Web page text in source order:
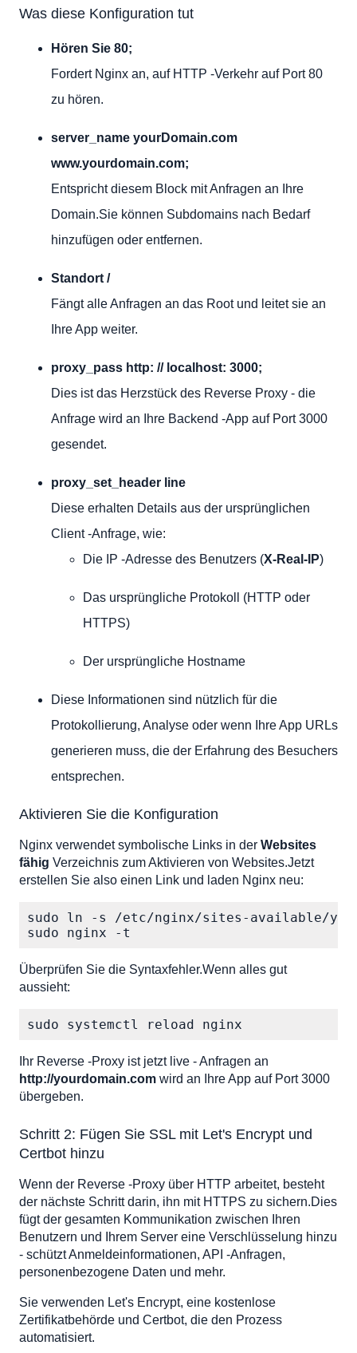
Was diese Konfiguration tut
Hören Sie 80;
Fordert Nginx an, auf HTTP -Verkehr auf Port 80
zu hören.
server_name yourDomain.com
www.yourdomain.com;
Entspricht diesem Block mit Anfragen an Ihre
Domain.Sie können Subdomains nach Bedarf
hinzufügen oder entfernen.
Standort /
Fängt alle Anfragen an das Root und leitet sie an
Ihre App weiter.
proxy_pass http: // localhost: 3000;
Dies ist das Herzstück des Reverse Proxy - die
Anfrage wird an Ihre Backend -App auf Port 3000
gesendet.
proxy_set_header line
Diese erhalten Details aus der ursprünglichen
Client -Anfrage, wie:
Die IP -Adresse des Benutzers (X-Real-IP)
Das ursprüngliche Protokoll (HTTP oder
HTTPS)
Der ursprüngliche Hostname
Diese Informationen sind nützlich für die
Protokollierung, Analyse oder wenn Ihre App URLs
generieren muss, die der Erfahrung des Besuchers
entsprechen.
Aktivieren Sie die Konfiguration
Nginx verwendet symbolische Links in der Websites
fähig Verzeichnis zum Aktivieren von Websites.Jetzt
erstellen Sie also einen Link und laden Nginx neu:
sudo ln -s /etc/nginx/sites-available/
sudo nginx -t
Überprüfen Sie die Syntaxfehler.Wenn alles gut
aussieht:
sudo systemctl reload nginx
Ihr Reverse -Proxy ist jetzt live - Anfragen an
http://yourdomain.com wird an Ihre App auf Port 3000
übergeben.
Schritt 2: Fügen Sie SSL mit Let's Encrypt und
Certbot hinzu
Wenn der Reverse -Proxy über HTTP arbeitet, besteht
der nächste Schritt darin, ihn mit HTTPS zu sichern.Dies
fügt der gesamten Kommunikation zwischen Ihren
Benutzern und Ihrem Server eine Verschlüsselung hinzu
- schützt Anmeldeinformationen, API -Anfragen,
personenbezogene Daten und mehr.
Sie verwenden Let's Encrypt, eine kostenlose
Zertifikatbehörde und Certbot, die den Prozess
automatisiert.